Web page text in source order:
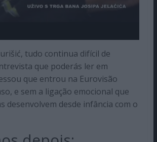
tudo continua difícil de
que poderás ler em
que entrou na Eurovisão
e sem a ligação emocional que
desenvolvem desde infância com o